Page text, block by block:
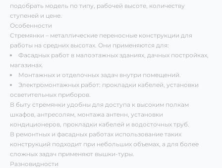
подобрать модель по типу, рабочей высоте, количеству
ступеней и цене.
Особенности
Стремянки – металлические переносные конструкции для
работы на средних высотах. Они применяются для:
Фасадных работ в малоэтажных зданиях, дачных постройках,
магазинах.
Монтажных и отделочных задач внутри помещений.
Электромонтажных работ: прокладки кабелей, установки
осветительных приборов.
В быту стремянки удобны для доступа к высоким полкам
шкафов, антресолям, монтажа антенн, установки
кондиционеров, прокладки кабелей и водосточных труб.
В ремонтных и фасадных работах использование таких
конструкций подходит при небольших объемах, а для более
сложных задач применяют вышки-туры.
Разновидности